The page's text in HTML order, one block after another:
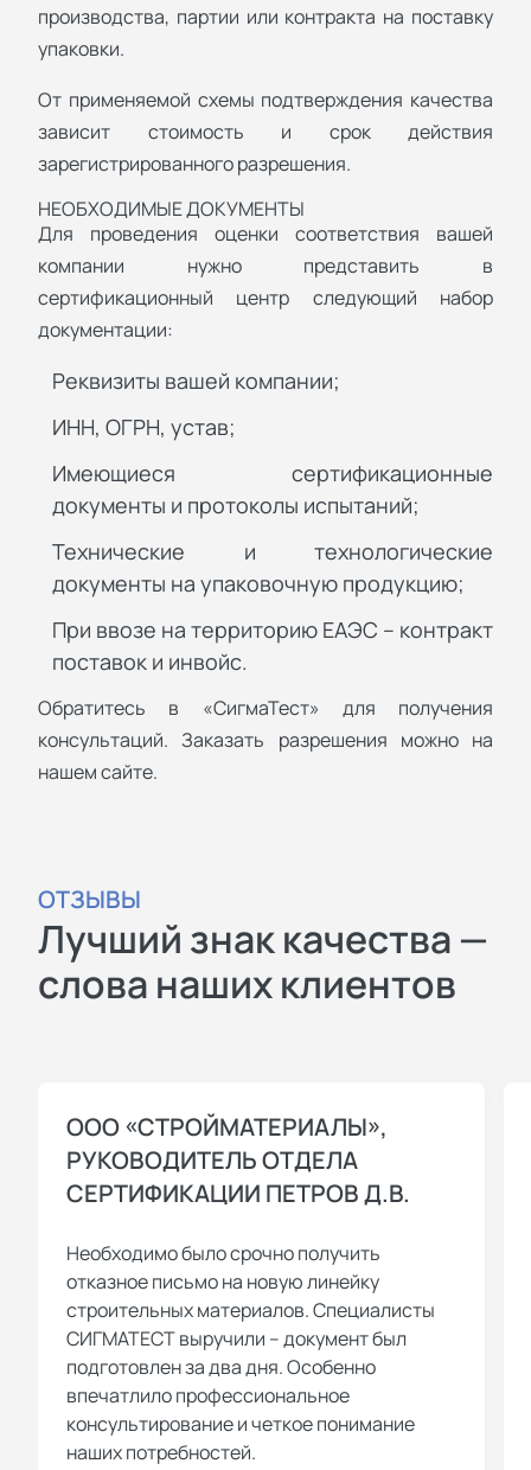
производства, партии или контракта на поставку
упаковки.
От применяемой схемы подтверждения качества
зависит стоимость и срок действия
зарегистрированного разрешения.
НЕОБХОДИМЫЕ ДОКУМЕНТЫ
Для проведения оценки соответствия вашей
компании нужно представить в
сертификационный центр следующий набор
документации:
Реквизиты вашей компании;
ИНН, ОГРН, устав;
Имеющиеся сертификационные
документы и протоколы испытаний;
Технические и технологические
документы на упаковочную продукцию;
При ввозе на территорию ЕАЭС – контракт
поставок и инвойс.
Обратитесь в «СигмаТест» для получения
консультаций. Заказать разрешения можно на
нашем сайте.
ОТЗЫВЫ
Лучший знак качества —
слова наших клиентов
ООО «СТРОЙМАТЕРИАЛЫ»,
РУКОВОДИТЕЛЬ ОТДЕЛА
СЕРТИФИКАЦИИ ПЕТРОВ Д.В.
Необходимо было срочно получить
отказное письмо на новую линейку
строительных материалов. Специалисты
СИГМАТЕСТ выручили – документ был
подготовлен за два дня. Особенно
впечатлило профессиональное
консультирование и четкое понимание
наших потребностей.